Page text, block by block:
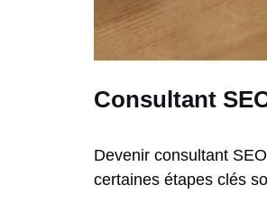
Consultant
Devenir consultant
certaines étapes clés